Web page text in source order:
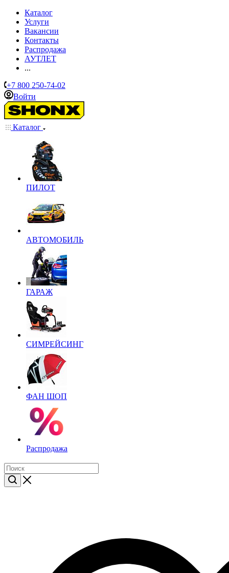
Каталог
Услуги
Вакансии
Контакты
Распродажа
АУТЛЕТ
...
+7 800 250-74-02
Войти
Каталог
ПИЛОТ
АВТОМОБИЛЬ
ГАРАЖ
СИМРЕЙСИНГ
ФАН ШОП
Распродажа